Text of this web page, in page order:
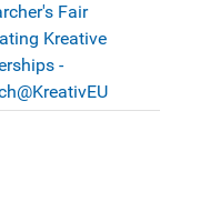
Fair
Kreative
-